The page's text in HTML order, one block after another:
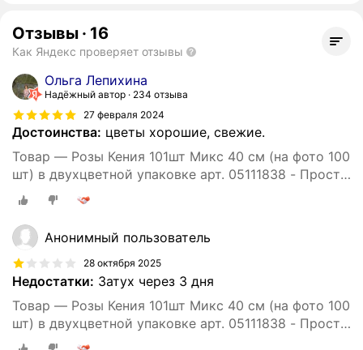
Отзывы · 16
Как Яндекс проверяет отзывы
Ольга Лепихина
Надёжный автор
234 отзыва
27 февраля 2024
Достоинства: цветы хорошие, свежие.
Товар — Розы Кения 101шт Микс 40 см (на фото 100
шт) в двухцветной упаковке арт. 05111838 - Просто
роза ру st hi po kr ak
Анонимный пользователь
28 октября 2025
Недостатки: Затух через 3 дня
Товар — Розы Кения 101шт Микс 40 см (на фото 100
шт) в двухцветной упаковке арт. 05111838 - Просто
роза ру st hi po kr ak